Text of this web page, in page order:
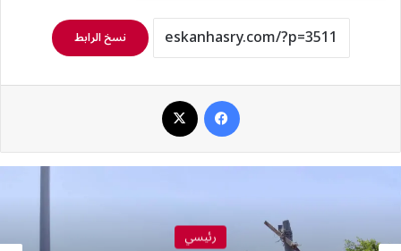
نسخ الرابط
رئيسي